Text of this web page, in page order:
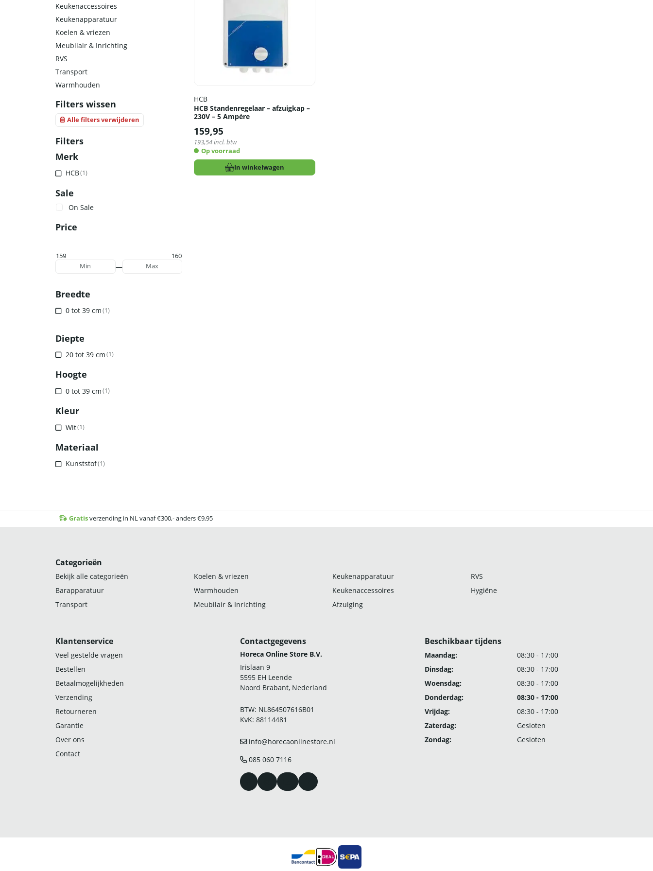
Keukenaccessoires
Keukenapparatuur
Koelen & vriezen
Meubilair & Inrichting
RVS
Transport
Warmhouden
Filters wissen
Alle filters verwijderen
Filters
Merk
HCB(1)
Sale
On Sale
Price
—
159 160
Breedte
0 tot 39 cm(1)
Diepte
20 tot 39 cm(1)
Hoogte
0 tot 39 cm(1)
Kleur
Wit(1)
Materiaal
Kunststof(1)
HCB
HCB Standenregelaar – afzuigkap –
230V – 5 Ampère
159,95
193,54incl. btw
Op voorraad
In winkelwagen
Gratisverzending in NL vanaf €300,- anders €9,95
Categorieën
Bekijk alle categorieën Koelen & vriezen Keukenapparatuur
RVS
Barapparatuur
Warmhouden Keukenaccessoires
Hygiëne
Transport
Meubilair & Inrichting Afzuiging
Klantenservice
Veel gestelde vragen
Bestellen
Betaalmogelijkheden
Verzending
Retourneren
Garantie
Over ons
Contact
Contactgegevens
Horeca Online Store B.V.
Irislaan 9
5595 EH Leende
Noord Brabant, Nederland
BTW: NL864507616B01
KvK: 88114481
info@horecaonlinestore.nl
085 060 7116
Beschikbaar tijdens
Maandag:
08:30 - 17:00
Dinsdag:
08:30 - 17:00
Woensdag:
08:30 - 17:00
Donderdag:
08:30 - 17:00
Vrijdag:
08:30 - 17:00
Zaterdag:
Gesloten
Zondag:
Gesloten